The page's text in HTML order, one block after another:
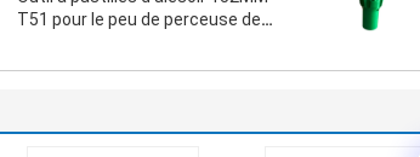
T51 pour le peu de perceuse de